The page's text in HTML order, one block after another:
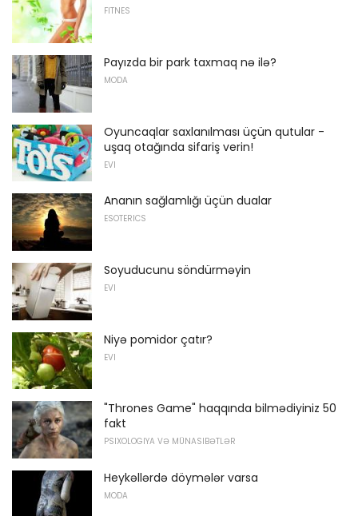
FITNES
Payızda bir park taxmaq nə ilə?
MODA
Oyuncaqlar saxlanılması üçün qutular -
uşaq otağında sifariş verin!
EVI
Ananın sağlamlığı üçün dualar
ESOTERICS
Soyuducunu söndürməyin
EVI
Niyə pomidor çatır?
EVI
"Thrones Game" haqqında bilmədiyiniz 50
fakt
PSIXOLOGIYA VƏ MÜNASIBƏTLƏR
Heykəllərdə döymələr varsa
MODA